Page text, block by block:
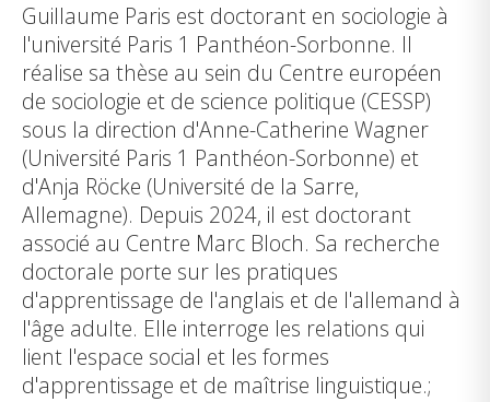
Guillaume Paris est doctorant en sociologie à
l'université Paris 1 Panthéon-Sorbonne. Il
réalise sa thèse au sein du Centre européen
de sociologie et de science politique (CESSP)
sous la direction d'Anne-Catherine Wagner
(Université Paris 1 Panthéon-Sorbonne) et
d'Anja Röcke (Université de la Sarre,
Allemagne). Depuis 2024, il est doctorant
associé au Centre Marc Bloch. Sa recherche
doctorale porte sur les pratiques
d'apprentissage de l'anglais et de l'allemand à
l'âge adulte. Elle interroge les relations qui
lient l'espace social et les formes
d'apprentissage et de maîtrise linguistique.;